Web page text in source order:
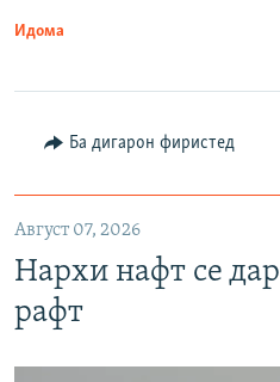
Идома
Ба дигарон фиристед
Август 07, 2026
Нархи нафт се
рафт